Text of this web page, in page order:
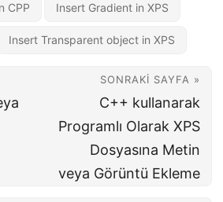
CPP Insert Gradient in XPS
Insert Transparent object in XPS
SONRAKI SAYFA »
C++ kullanarak
Programlı Olarak XPS
Dosyasına Metin
veya Görüntü Ekleme